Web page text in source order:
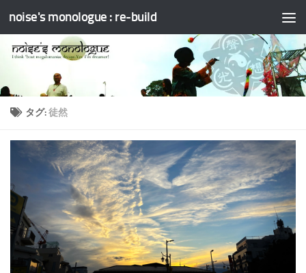
コンテンツへスキップ
noise's monologue : re-build
タグ:徒然